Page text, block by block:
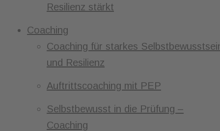
Resilienz stärkt
Coaching
Coaching für starkes
und Resilienz
Auftrittscoaching mit PEP
Selbstbewusst in die Prüfung –
Coaching